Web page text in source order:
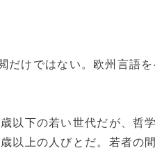
けではない。欧州言語
以下の若い世代だが、哲
以上の人びとだ。若者の